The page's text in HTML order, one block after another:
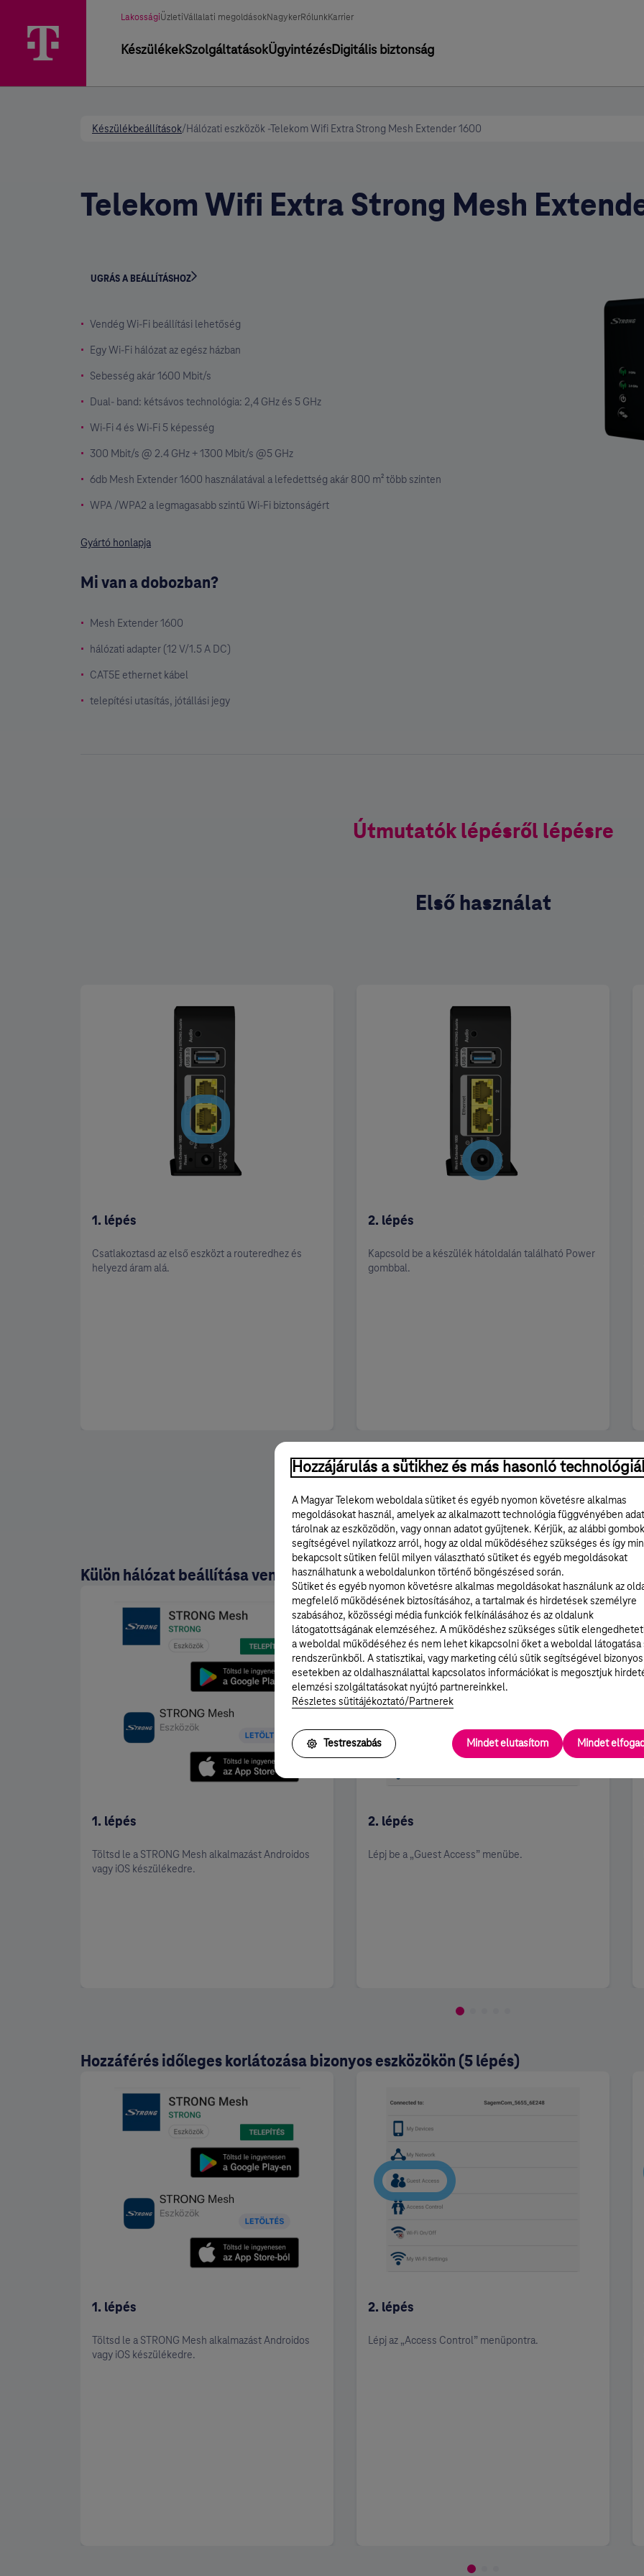
LakosságiÜzletiVállalati megoldásokNagykerRólunkKarrier
KészülékekSzolgáltatásokÜgyintézésDigitális biztonság
Készülékbeállítások/Hálózati eszközök -Telekom Wifi Extra Strong Mesh Extender 1600
Telekom Wifi Extra Strong Mesh
UGRÁS A BEÁLLÍTÁSHOZ
Vendég Wi-Fi beállítási lehetőség
Egy Wi-Fi hálózat az egész házban
Sebesség akár 1600 Mbit/s
Dual- band: kétsávos technológia: 2,4 GHz és 5 GHz
Wi-Fi 4 és Wi-Fi 5 képesség
300 Mbit/s @ 2.4 GHz + 1300 Mbit/s @5 GHz
6db Mesh Extender 1600 használatával a lefedettség akár 800 m² több szinten
WPA /WPA2 a legmagasabb szintű Wi-Fi biztonságért
Gyártó honlapja
Mi van a dobozban?
Mesh Extender 1600
hálózati adapter (12 V/1.5 A DC)
CAT5E ethernet kábel
telepítési utasítás, jótállási jegy
Útmutatók lépésről lépésre
Első használat
1. lépés
Csatlakoztasd az első eszközt a routeredhez és
helyezd áram alá.
2. lépés
Kapcsold be a készülék hátoldalán található Power
gombbal.
Hálózatbeállítás és korlátozás
Külön hálózat beállítása vendégek számára (7 lépés)
1. lépés
Töltsd le a STRONG Mesh alkalmazást Androidos
vagy iOS készülékedre.
2. lépés
Lépj be a „Guest Access” menübe.
Hozzáférés időleges korlátozása bizonyos eszközökön (5 lépés)
1. lépés
Töltsd le a STRONG Mesh alkalmazást Androidos
vagy iOS készülékedre.
2. lépés
Lépj az „Access Control” menüpontra.
Hozzájárulás a sütikhez és más hasonló
A Magyar Telekom weboldala sütiket és egyéb nyomon követésre alkalmas
megoldásokat használ, amelyek az alkalmazott technológia függvényében
tárolnak az eszközödön, vagy onnan adatot gyűjtenek. Kérjük, az alábbi gombok
segítségével nyilatkozz arról, hogy az oldal működéséhez szükséges és így
bekapcsolt sütiken felül milyen választható sütiket és egyéb megoldásokat
használhatunk a weboldalunkon történő böngészésed során.
Sütiket és egyéb nyomon követésre alkalmas megoldásokat használunk az
megfelelő működésének biztosításához, a tartalmak és hirdetések személyre
szabásához, közösségi média funkciók felkínálásához és az oldalunk
látogatottságának elemzéséhez. A működéshez szükséges sütik
a weboldal működéséhez és nem lehet kikapcsolni őket a weboldal látogatása
rendszerünkből. A statisztikai, vagy marketing célú sütik segítségével bizonyos
esetekben az oldalhasználattal kapcsolatos információkat is megosztjuk
elemzési szolgáltatásokat nyújtó partnereinkkel.
Részletes sütitájékoztató/Partnerek
Testreszabás Mindet elutasítom Mindet